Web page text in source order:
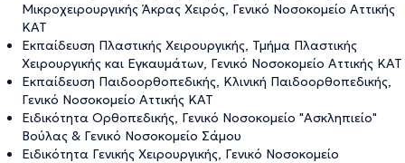
Μικροχειρουργικής Άκρας Χειρός, Γενικό Νοσοκομείο Αττικής
ΚΑΤ
Εκπαίδευση Πλαστικής Χειρουργικής, Τμήμα Πλαστικής
Χειρουργικής και Εγκαυμάτων, Γενικό Νοσοκομείο Αττικής ΚΑΤ
Εκπαίδευση Παιδοορθοπεδικής, Κλινική Παιδοορθοπεδικής,
Γενικό Νοσοκομείο Αττικής ΚΑΤ
Ειδικότητα Ορθοπεδικής, Γενικό Νοσοκομείο "Ασκληπιείο"
Βούλας & Γενικό Νοσοκομείο Σάμου
Ειδικότητα Γενικής Χειρουργικής, Γενικό Νοσοκομείο